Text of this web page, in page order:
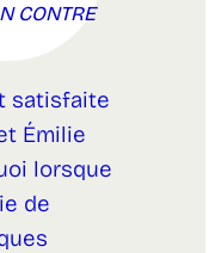
CONTRE
satisfaite
Émilie
lorsque
de